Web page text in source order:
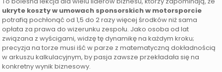
ukryte koszty w umowach sponsorskich w motorsporcie
potrafią pochłonąć od 1,5 do 2 razy więcej środków niż sama
opłata za prawa do wizerunku zespołu. Jako osoba od lat
związana z wyścigami, widzę tę dynamikę na każdym kroku;
precyzja na torze musi iść w parze z matematyczną dokładnością
w arkuszu kalkulacyjnym, by pasja zawsze przekładała się na
konkretny wynik biznesowy.